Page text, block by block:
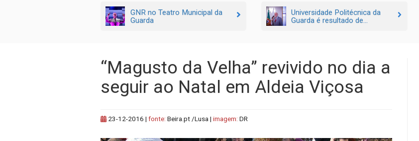
GNR no Teatro Municipal da
Guarda
Universidade Politécnica da
Guarda é resultado de...
“Magusto da Velha” revivido no dia a
seguir ao Natal em Aldeia Viçosa
23-12-2016 | fonte: Beira.pt /Lusa | imagem: DR